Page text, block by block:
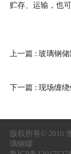
贮存、运输，也
上一篇 : 玻璃钢
下一篇 : 现场缠
版权所有© 2010
璃钢罐